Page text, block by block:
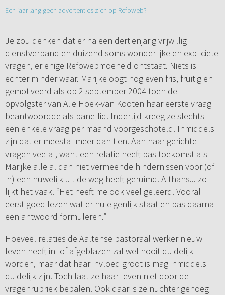
Een jaar lang geen advertenties zien op Refoweb?
Je zou denken dat er na een dertienjarig vrijwillig
dienstverband en duizend soms wonderlijke en expliciete
vragen, er enige Refowebmoeheid ontstaat. Niets is
echter minder waar. Marijke oogt nog even fris, fruitig en
gemotiveerd als op 2 september 2004 toen de
opvolgster van Alie Hoek-van Kooten haar eerste vraag
beantwoordde als panellid. Indertijd kreeg ze slechts
een enkele vraag per maand voorgeschoteld. Inmiddels
zijn dat er meestal meer dan tien. Aan haar gerichte
vragen veelal, want een relatie heeft pas toekomst als
Marijke alle al dan niet vermeende hindernissen voor (of
in) een huwelijk uit de weg heeft geruimd. Althans... zo
lijkt het vaak. “Het heeft me ook veel geleerd. Vooral
eerst goed lezen wat er nu eigenlijk staat en pas daarna
een antwoord formuleren.”
Hoeveel relaties de Aaltense pastoraal werker nieuw
leven heeft in- of afgeblazen zal wel nooit duidelijk
worden, maar dat haar invloed groot is mag inmiddels
duidelijk zijn. Toch laat ze haar leven niet door de
vragenrubriek bepalen. Ook daar is ze nuchter genoeg